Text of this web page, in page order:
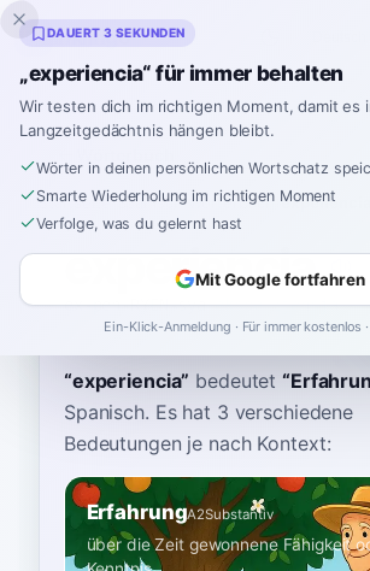
Inklingo
Startseite›Spanisch› Wörterbuch ›experiencia
experiencia
ex-peh-RYEN-sya ekspeˈɾjensja
“experiencia” bedeutet “
Spanisch. Es hat 3 verschiedene
Bedeutungen je nach Kontext:
ErfahrungA2Substantiv
über die Zeit gewonnene Fähigkeit
DAUERT 3 SEKUNDEN
„experiencia“ für immer behalten
Wir testen dich im richtigen Moment, damit es
Langzeitgedächtnis hängen bleibt.
Wörter in deinen persönlichen Wortschatz
Smarte Wiederholung im richtigen Moment
Verfolge, was du gelernt hast
Mit Google fortfahren
Ein-Klick-Anmeldung · Für immer kostenlos